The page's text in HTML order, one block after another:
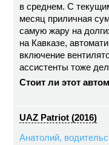
в среднем. С
месяц приличная
самую жару на
на Кавказе,
включение
ассистенты тоже
Стоит ли этот
UAZ Patriot (2016)
Анатолий,